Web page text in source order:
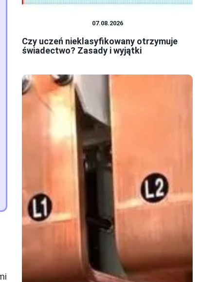
07.08.2026
Czy uczeń nieklasyfikowany otrzymuje
świadectwo? Zasady i wyjątki